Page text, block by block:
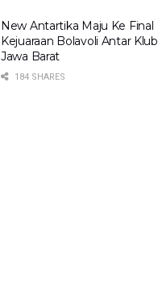
New Antartika Maju Ke Final
Kejuaraan Bolavoli Antar Klub
Jawa Barat
184 SHARES